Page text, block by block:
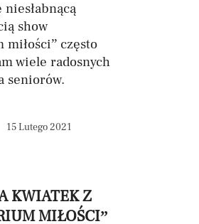
niesłabnącą
show
miłości” często
wiele radosnych
seniorów.
15 Lutego 2021
KWIATEK Z
MIŁOŚCI”